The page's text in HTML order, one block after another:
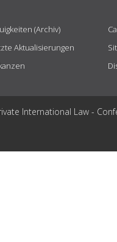
(Archiv)
Aktualisierungen
International Law -